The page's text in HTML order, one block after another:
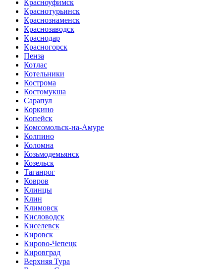
Красноуфимск
Краснотурьинск
Краснознаменск
Краснозаводск
Краснодар
Красногорск
Пенза
Котлас
Котельники
Кострома
Костомукша
Сарапул
Коркино
Копейск
Комсомольск-на-Амуре
Колпино
Коломна
Козьмодемьянск
Козельск
Таганрог
Ковров
Клинцы
Клин
Климовск
Кисловодск
Киселевск
Кировск
Кирово-Чепецк
Кировград
Верхняя Тура